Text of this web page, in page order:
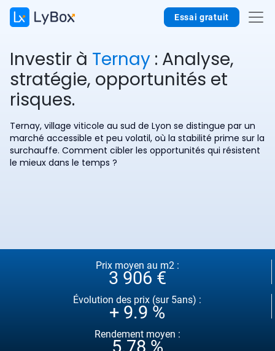
Essai gratuit
Investir à Ternay : Analyse,
stratégie, opportunités et
risques.
Ternay, village viticole au sud de Lyon se distingue par un
marché accessible et peu volatil, où la stabilité prime sur la
surchauffe. Comment cibler les opportunités qui résistent
le mieux dans le temps ?
Prix moyen au m2 :
3 906 €
Évolution des prix (sur 5ans) :
+ 9.9 %
Rendement moyen :
5.78 %